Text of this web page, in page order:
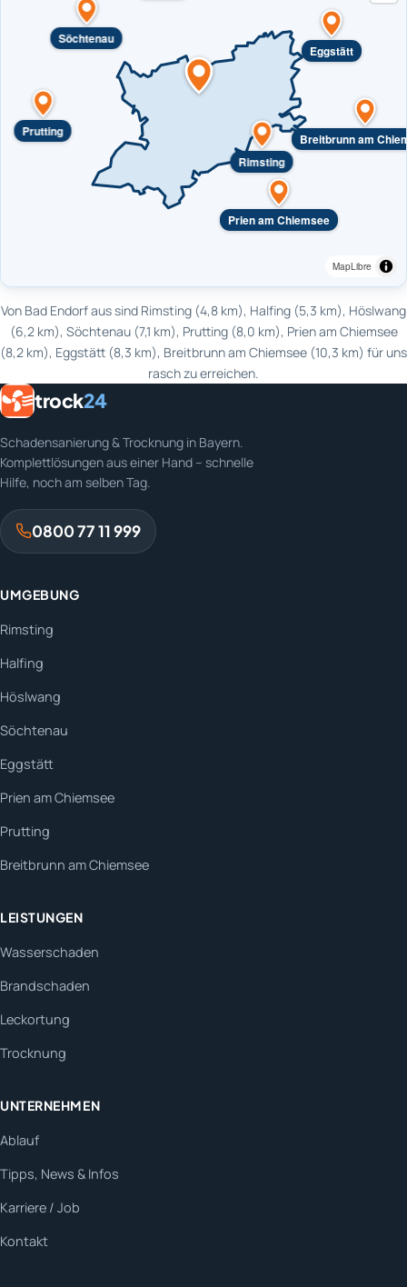
Rimsting
Söchtenau
Eggstätt
Prien am Chiemsee
Prutting Breitbrunn am
MapLibre
Von Bad Endorf aus sind Rimsting (4,8 km), Halfing (5,3 km), Höslwang
(6,2 km), Söchtenau (7,1 km), Prutting (8,0 km), Prien am Chiemsee
(8,2 km), Eggstätt (8,3 km), Breitbrunn am Chiemsee (10,3 km) für uns
rasch zu erreichen.
trock24
Schadensanierung & Trocknung in Bayern.
Komplettlösungen aus einer Hand – schnelle
Hilfe, noch am selben Tag.
0800 77 11 999
UMGEBUNG
Rimsting
Halfing
Höslwang
Söchtenau
Eggstätt
Prien am Chiemsee
Prutting
Breitbrunn am Chiemsee
LEISTUNGEN
Wasserschaden
Brandschaden
Leckortung
Trocknung
UNTERNEHMEN
Ablauf
Tipps, News & Infos
Karriere / Job
Kontakt